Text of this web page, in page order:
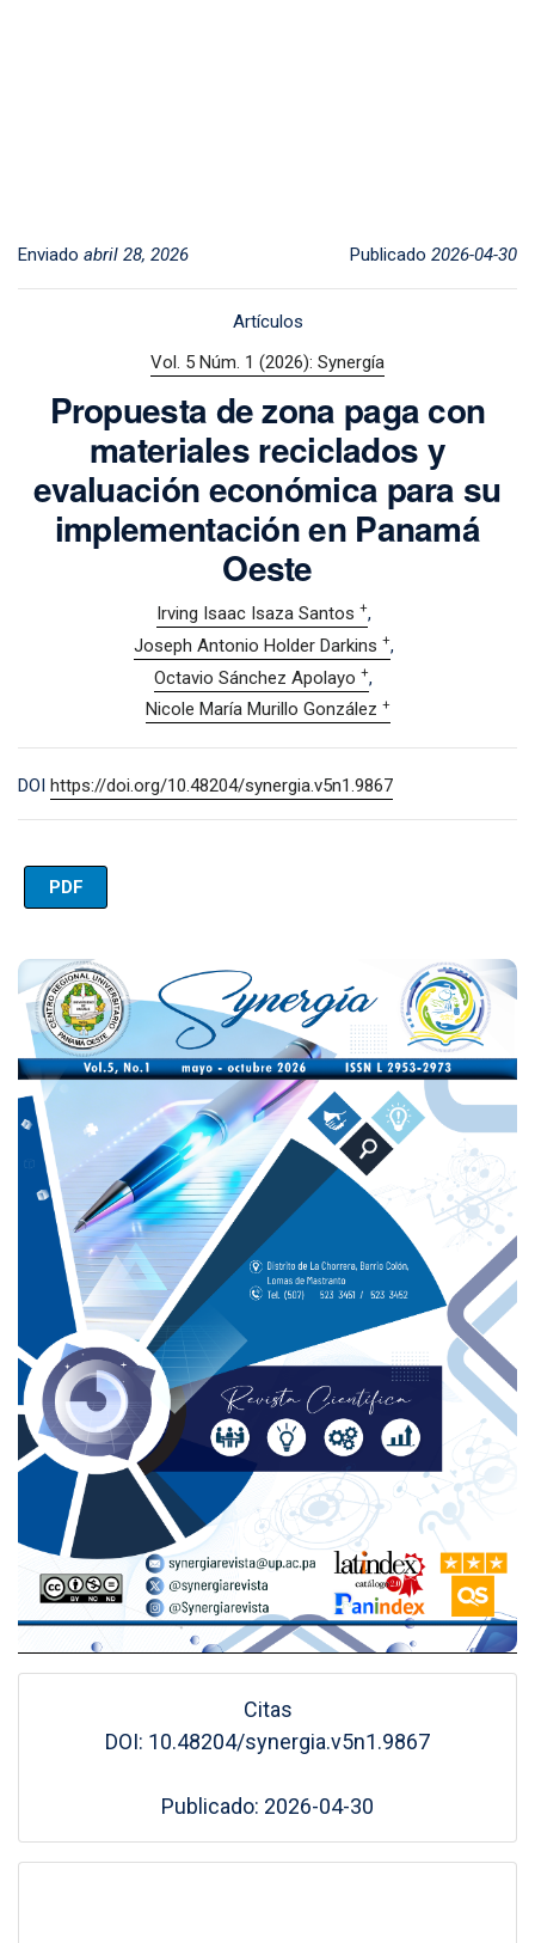
Enviado abril 28, 2026 Publicado 2026-04-30
Artículos
Vol. 5 Núm. 1 (2026): Synergía
Propuesta de zona paga con
materiales reciclados y
evaluación económica para su
implementación en Panamá
Oeste
Irving Isaac Isaza Santos +
Joseph Antonio Holder Darkins +
Octavio Sánchez Apolayo +
Nicole María Murillo González +
DOI https://doi.org/10.48204/synergia.v5n1.9867
PDF
Imagen de portada
Citas
DOI: 10.48204/synergia.v5n1.9867
Publicado: 2026-04-30